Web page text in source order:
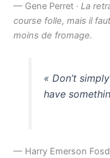
— Gene Perret ·La
course folle, mais il
moins de fromage.
« Don’t
have
— Harry Emerson